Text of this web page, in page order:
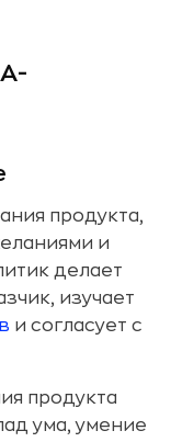
продукта,
и
делает
изучает
и согласует с
продукта
ума, умение